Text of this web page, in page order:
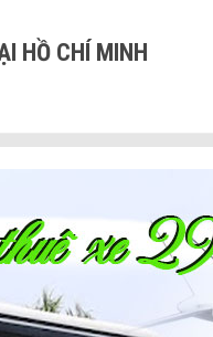
HỒ CHÍ MINH